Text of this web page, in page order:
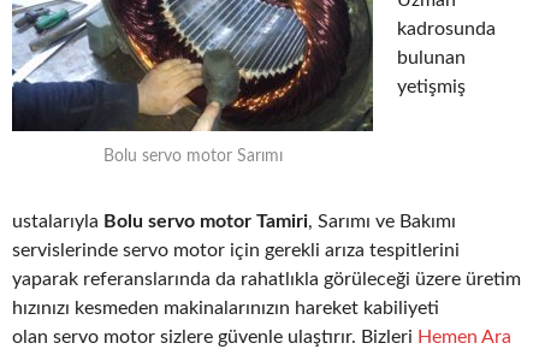
Bolu servo motor Sarımı
kadrosunda
bulunan
yetişmiş
ustalarıyla Bolu servo motor Tamiri, Sarımı ve Bakımı
servislerinde servo motor için gerekli arıza tespitlerini
yaparak referanslarında da rahatlıkla görüleceği üzere üretim
hızınızı kesmeden makinalarınızın hareket kabiliyeti
olan servo motor sizlere güvenle ulaştırır. Bizleri Hemen Ara